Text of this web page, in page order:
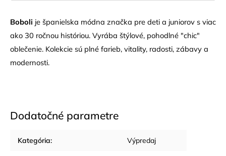
Boboli je španielska módna značka pre deti a juniorov s viac
ako 30 ročnou históriou. Vyrába štýlové, pohodlné "chic"
oblečenie. Kolekcie sú plné farieb, vitality, radosti, zábavy a
modernosti.
Dodatočné parametre
Kategória: Výpredaj